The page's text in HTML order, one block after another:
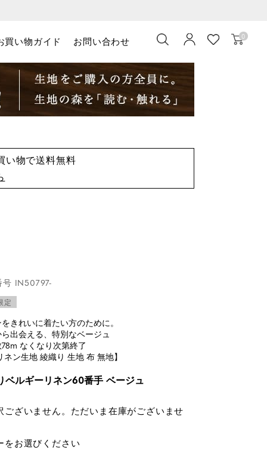
買い物ガイド お問い合わせ 0
物で送料無料
号 IN50797-
定
きれいに着たい方のために。
出会える、特別なベージュ
なくなり次第終了
ネン生地 綾織り 生地 布 無地】
ベルギーリネン60番手 ベージュ
ございません。ただいま在庫がございませ
をお選びください